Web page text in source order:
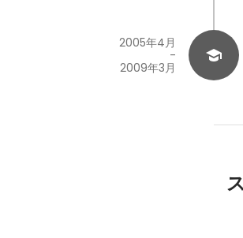
2005年4月
-
2009年3月